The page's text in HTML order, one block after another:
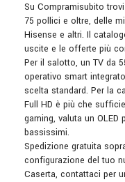
Su Compramisubito trovi
75 pollici e oltre, delle
Hisense e altri. Il
uscite e le offerte più
Per il salotto, un TV da
operativo smart
scelta standard. Per la
Full HD è più che
gaming, valuta un
bassissimi.
Spedizione gratuita
configurazione del tuo
Caserta, contattaci per